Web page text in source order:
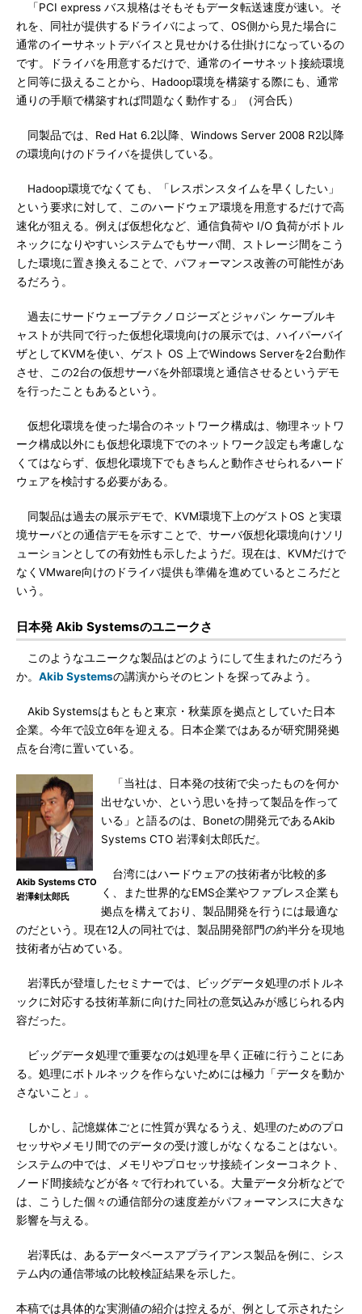
「PCI express バス規格はそもそもデータ転送速度が速い。そ
れを、同社が提供するドライバによって、OS側から見た場合に
通常のイーサネットデバイスと見せかける仕掛けになっているの
です。ドライバを用意するだけで、通常のイーサネット接続環境
と同等に扱えることから、Hadoop環境を構築する際にも、通常
通りの手順で構築すれば問題なく動作する」（河合氏）
同製品では、Red Hat 6.2以降、Windows Server 2008 R2以降
の環境向けのドライバを提供している。
Hadoop環境でなくても、「レスポンスタイムを早くしたい」
という要求に対して、このハードウェア環境を用意するだけで高
速化が狙える。例えば仮想化など、通信負荷や I/O 負荷がボトル
ネックになりやすいシステムでもサーバ間、ストレージ間をこう
した環境に置き換えることで、パフォーマンス改善の可能性があ
るだろう。
過去にサードウェーブテクノロジーズとジャパン ケーブルキ
ャストが共同で行った仮想化環境向けの展示では、ハイパーバイ
ザとしてKVMを使い、ゲスト OS 上でWindows Serverを2台動作
させ、この2台の仮想サーバを外部環境と通信させるというデモ
を行ったこともあるという。
仮想化環境を使った場合のネットワーク構成は、物理ネットワ
ーク構成以外にも仮想化環境下でのネットワーク設定も考慮しな
くてはならず、仮想化環境下でもきちんと動作させられるハード
ウェアを検討する必要がある。
同製品は過去の展示デモで、KVM環境下上のゲストOS と実環
境サーバとの通信デモを示すことで、サーバ仮想化環境向けソリ
ューションとしての有効性も示したようだ。現在は、KVMだけで
なくVMware向けのドライバ提供も準備を進めているところだと
いう。
日本発 Akib Systemsのユニークさ
このようなユニークな製品はどのようにして生まれたのだろう
か。 Akib Systemsの講演からそのヒントを探ってみよう。
Akib Systemsはもともと東京・秋葉原を拠点としていた日本
企業。今年で設立6年を迎える。日本企業ではあるが研究開発拠
点を台湾に置いている。
Akib Systems CTO
岩澤剣太郎氏
「当社は、日本発の技術で尖ったものを何か
出せないか、という思いを持って製品を作って
いる」と語るのは、Bonetの開発元であるAkib
Systems CTO 岩澤剣太郎氏だ。
台湾にはハードウェアの技術者が比較的多
く、また世界的なEMS企業やファブレス企業も
拠点を構えており、製品開発を行うには最適な
のだという。現在12人の同社では、製品開発部門の約半分を現地
技術者が占めている。
岩澤氏が登壇したセミナーでは、ビッグデータ処理のボトルネ
ックに対応する技術革新に向けた同社の意気込みが感じられる内
容だった。
ビッグデータ処理で重要なのは処理を早く正確に行うことにあ
る。処理にボトルネックを作らないためには極力「データを動か
さないこと」。
しかし、記憶媒体ごとに性質が異なるうえ、処理のためのプロ
セッサやメモリ間でのデータの受け渡しがなくなることはない。
システムの中では、メモリやプロセッサ接続インターコネクト、
ノード間接続などが各々で行われている。大量データ分析などで
は、こうした個々の通信部分の速度差がパフォーマンスに大きな
影響を与える。
岩澤氏は、あるデータベースアプライアンス製品を例に、シス
テム内の通信帯域の比較検証結果を示した。
本稿では具体的な実測値の紹介は控えるが、例として示されたシ